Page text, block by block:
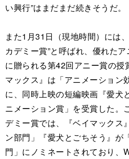
い興行”はまだまだ続きそうだ。
また1月31日（現地時間）には
カデミー賞”と呼ばれ、優れた
に贈られる第42回アニー賞の授
マックス』は「アニメーション
に、同時上映の短編映画『愛犬
ニメーション賞」を受賞した。
デミー賞では、『ベイマックス
ン部門」『愛犬とごちそう』が
門」にノミネートされており、